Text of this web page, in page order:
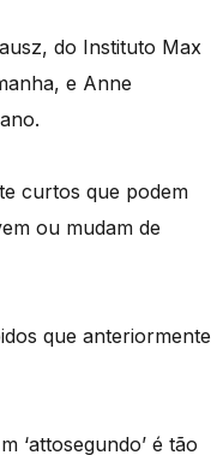
do Instituto Max
e Anne
curtos que podem
ou mudam de
que anteriormente
‘attosegundo’ é tão